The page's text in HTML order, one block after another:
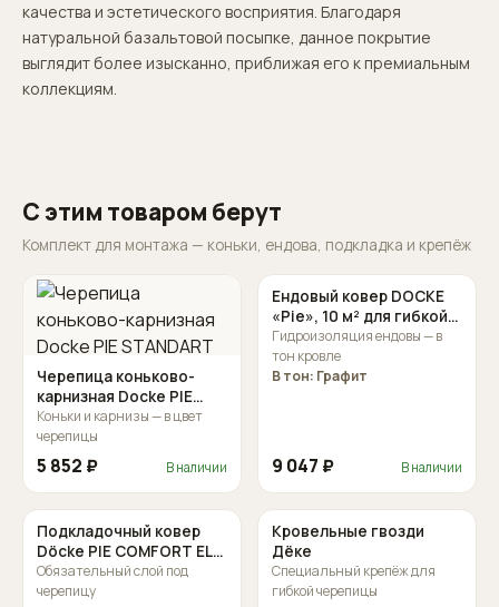
качества и эстетического восприятия. Благодаря
натуральной базальтовой посыпке, данное покрытие
выглядит более изысканно, приближая его к премиальным
коллекциям.
С этим товаром берут
Комплект для монтажа — коньки, ендова, подкладка и крепёж
Черепица коньково-
карнизная Docke PIE
STANDART
Коньки и карнизы — в цвет
черепицы
5 852 ₽ В наличии
Ендовый ковер DOCKE
«Pie», 10 м² для гибкой
черепицы
Гидроизоляция ендовы — в
тон кровле
В тон: Графит
9 047 ₽ В наличии
Подкладочный ковер
Döcke PIE COMFORT EL
15м2
Обязательный слой под
черепицу
Кровельные гвозди
Дёке
Специальный крепёж для
гибкой черепицы